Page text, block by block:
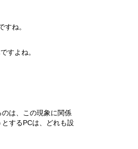
すね。
すよね。
は、この現象に関係
するPCは、どれも設